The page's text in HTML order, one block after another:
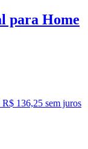
para Home
R$ 136,25 sem juros